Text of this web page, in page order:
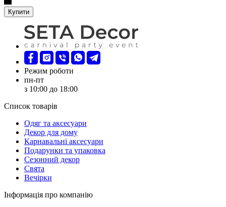
Купити
Режим роботи
пн-пт
з 10:00 до 18:00
Список товарів
Oдяг та аксесуари
Декор для дому
Карнавальні аксесуари
Подарунки та упаковка
Сезонний декор
Свята
Вечірки
Інформація про компанію